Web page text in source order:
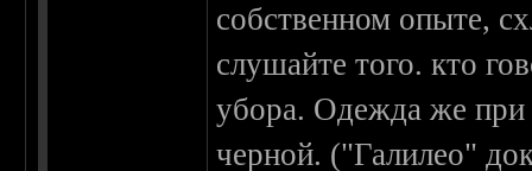
собственном опыте,
слушайте того. кто
убора. Одежда же при
черной. ("Галилео"